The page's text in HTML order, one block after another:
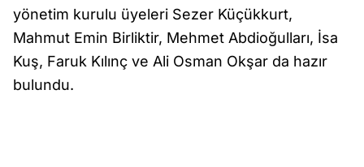
yönetim kurulu üyeleri Sezer Küçükkurt,
Mahmut Emin Birliktir, Mehmet Abdioğulları, İsa
Kuş, Faruk Kılınç ve Ali Osman Okşar da hazır
bulundu.